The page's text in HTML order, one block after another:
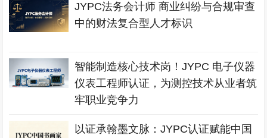
JYPC法务会计师 商业纠纷与合规审查
中的财法复合型人才标识
智能制造核心技术岗！JYPC 电子仪器
仪表工程师认证，为测控技术从业者筑
牢职业竞争力
以证承翰墨文脉：JYPC认证赋能中国